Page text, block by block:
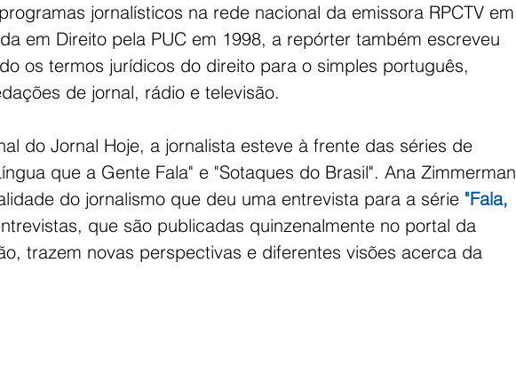
jornalísticos na rede nacional da emissora RPCTV em
em Direito pela PUC em 1998, a repórter também escreveu
os termos jurídicos do direito para o simples português,
de jornal, rádio e televisão.
do Jornal Hoje, a jornalista esteve à frente das séries de
que a Gente Fala" e "Sotaques do Brasil". Ana Zimmerman
do jornalismo que deu uma entrevista para a série "Fala,
que são publicadas quinzenalmente no portal da
trazem novas perspectivas e diferentes visões acerca da